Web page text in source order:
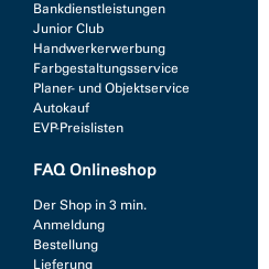
Bankdienstleistungen
Junior Club
Handwerkerwerbung
Farbgestaltungsservice
Planer- und Objektservice
Autokauf
EVP-Preislisten
FAQ Onlineshop
Der Shop in 3 min.
Anmeldung
Bestellung
Lieferung